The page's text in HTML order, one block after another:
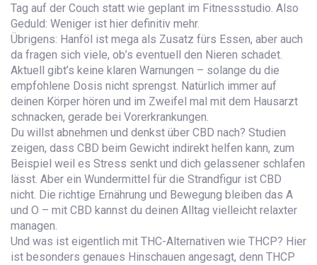
Tag auf der Couch statt wie geplant im Fitnessstudio. Also
Geduld: Weniger ist hier definitiv mehr.
Übrigens: Hanföl ist mega als Zusatz fürs Essen, aber auch
da fragen sich viele, ob’s eventuell den Nieren schadet.
Aktuell gibt’s keine klaren Warnungen – solange du die
empfohlene Dosis nicht sprengst. Natürlich immer auf
deinen Körper hören und im Zweifel mal mit dem Hausarzt
schnacken, gerade bei Vorerkrankungen.
Du willst abnehmen und denkst über CBD nach? Studien
zeigen, dass CBD beim Gewicht indirekt helfen kann, zum
Beispiel weil es Stress senkt und dich gelassener schlafen
lässt. Aber ein Wundermittel für die Strandfigur ist CBD
nicht. Die richtige Ernährung und Bewegung bleiben das A
und O – mit CBD kannst du deinen Alltag vielleicht relaxter
managen.
Und was ist eigentlich mit THC-Alternativen wie THCP? Hier
ist besonders genaues Hinschauen angesagt, denn THCP